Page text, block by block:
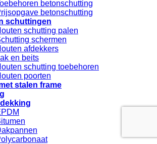
betonschutting
betonschutting
schuttingen
schutting palen
schermen
afdekkers
en beits
schutting toebehoren
poorten
stalen frame